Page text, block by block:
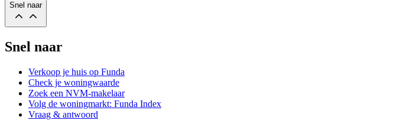
Snel naar
Snel naar
Verkoop je huis op Funda
Check je woningwaarde
Zoek een NVM-makelaar
Volg de woningmarkt: Funda Index
Vraag & antwoord